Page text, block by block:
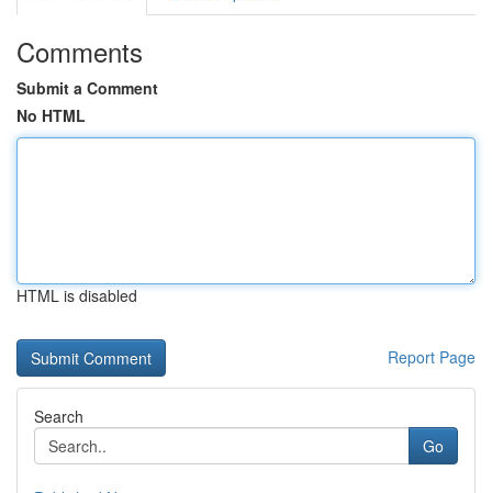
Comments
Submit a Comment
No HTML
HTML is disabled
Report Page
Search
Go